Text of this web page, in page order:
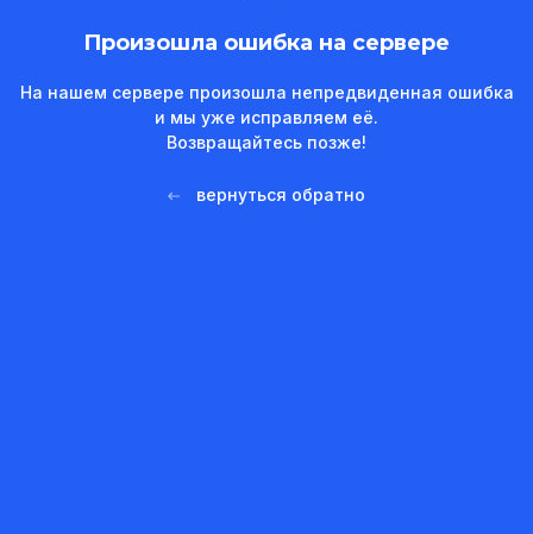
Произошла ошибка на сервере
На нашем сервере произошла непредвиденная ошибка
и мы уже исправляем её.
Возвращайтесь позже!
вернуться обратно